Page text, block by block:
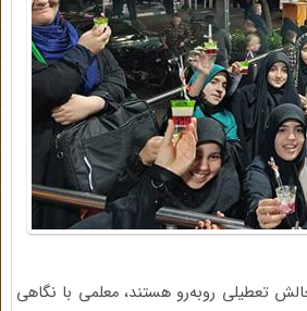
تعطیلی روبه‌رو هستند، معلمی با نگاهی